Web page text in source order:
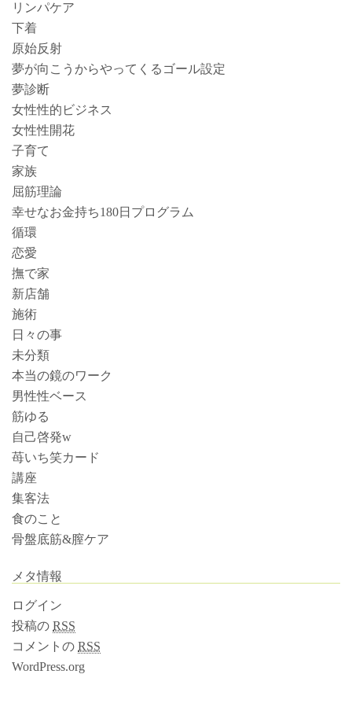
リンパケア
下着
原始反射
夢が向こうからやってくるゴール設定
夢診断
女性性的ビジネス
女性性開花
子育て
家族
屈筋理論
幸せなお金持ち180日プログラム
循環
恋愛
撫で家
新店舗
施術
日々の事
未分類
本当の鏡のワーク
男性性ベース
筋ゆる
自己啓発w
苺いち笑カード
講座
集客法
食のこと
骨盤底筋&膣ケア
メタ情報
ログイン
投稿の RSS
コメントの RSS
WordPress.org